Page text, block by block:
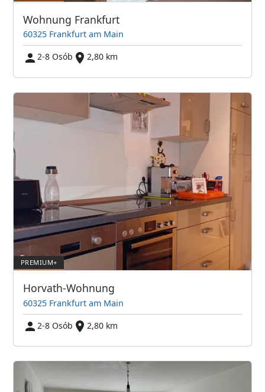
Wohnung Frankfurt
60325 Frankfurt am Main
2-8 Osób
2,80 km
Horvath-Wohnung
60325 Frankfurt am Main
2-8 Osób
2,80 km